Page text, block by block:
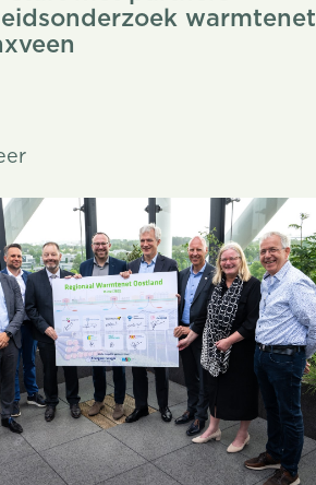
warmtenet
Lees meer